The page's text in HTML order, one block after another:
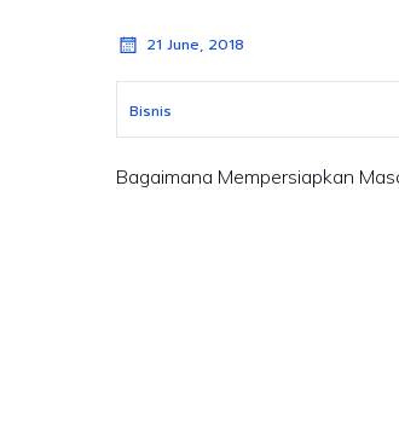
21 June, 2018
Bisnis
Bagaimana Mempersiapkan